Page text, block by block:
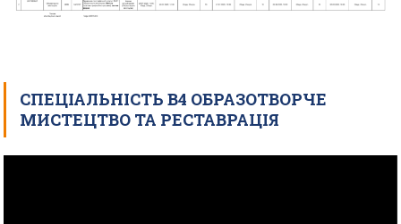
СПЕЦІАЛЬНІСТЬ В4 ОБРАЗОТВОРЧЕ
МИСТЕЦТВО ТА РЕСТАВРАЦІЯ